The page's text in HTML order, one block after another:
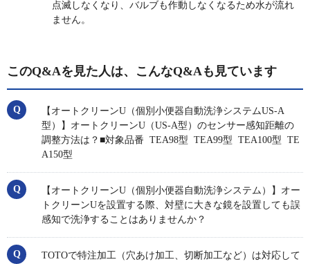
点滅しなくなり、バルブも作動しなくなるため水が流れ
ません。
このQ&Aを見た人は、こんなQ&Aも見ています
【オートクリーンU（個別小便器自動洗浄システムUS-A
型）】オートクリーンU（US-A型）のセンサー感知距離の
調整方法は？■対象品番 TEA98型 TEA99型 TEA100型 TE
A150型
【オートクリーンU（個別小便器自動洗浄システム）】オー
トクリーンUを設置する際、対壁に大きな鏡を設置しても誤
感知で洗浄することはありませんか？
TOTOで特注加工（穴あけ加工、切断加工など）は対応して